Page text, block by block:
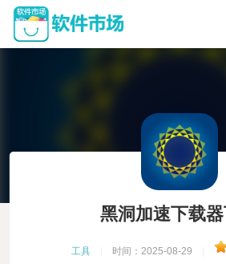
黑洞加速下载
工具 时间：2025-08-29